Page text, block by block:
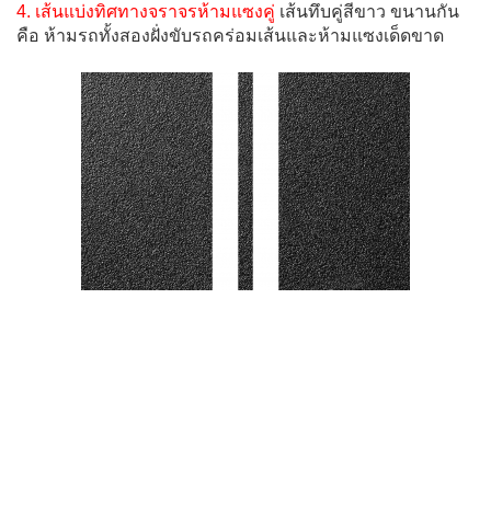
4. เส้นแบ่งทิศทางจราจรห้ามแซงคู่ เส้นทึบคู่สีขาว ขนานกัน
คือ ห้ามรถทั้งสองฝั่งขับรถคร่อมเส้นและห้ามแซงเด็ดขาด